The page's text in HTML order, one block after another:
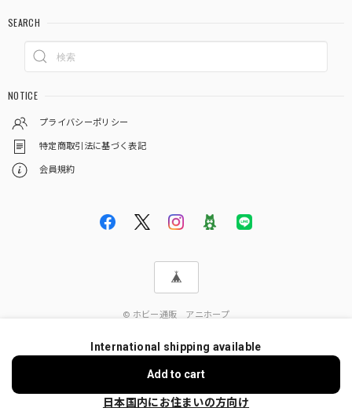
SEARCH
NOTICE
プライバシーポリシー
特定商取引法に基づく表記
会員規約
© ホビー通販 アニホープ
International shipping available
Add to cart
日本国内にお住まいの方向け
ショップに質問する